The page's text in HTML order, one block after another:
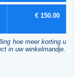
€ 150.00
hoe meer korting u
in uw winkelmandje.